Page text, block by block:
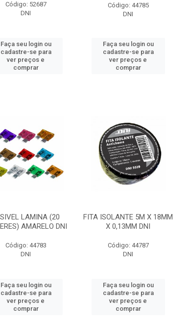
Código: 52687
DNI
Faça seu login ou
cadastre-se para
ver preços e
comprar
Código: 44785
DNI
Faça seu login ou
cadastre-se para
ver preços e
comprar
LAMINA (20
AMARELO DNI
Código: 44783
DNI
Faça seu login ou
cadastre-se para
ver preços e
comprar
FITA ISOLANTE 5M X 18MM
X 0,13MM DNI
Código: 44787
DNI
Faça seu login ou
cadastre-se para
ver preços e
comprar